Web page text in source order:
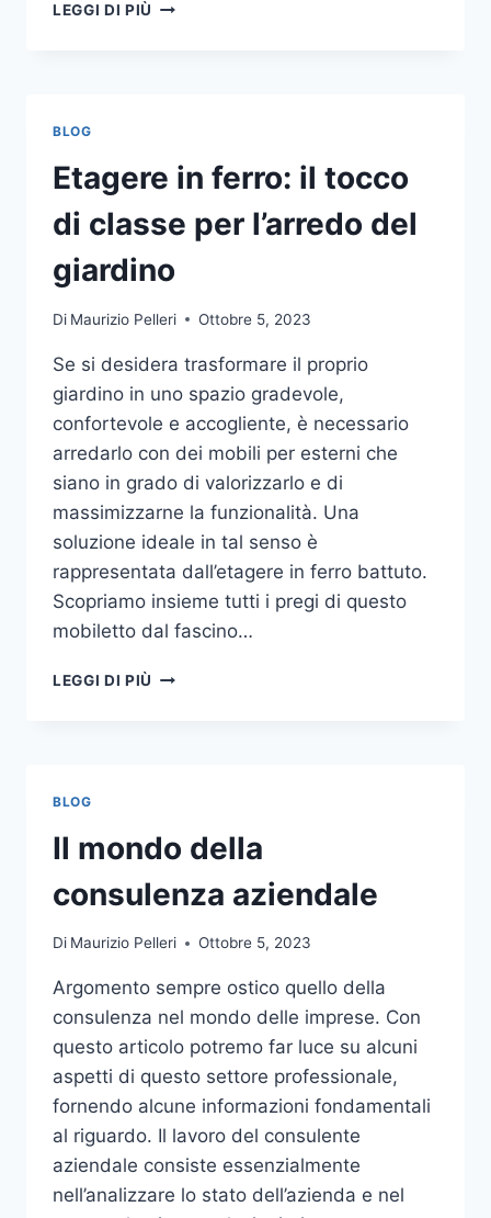
LEGGI DI PIÙ
BLOG
Etagere in ferro: il tocco
di classe per l’arredo del
giardino
Di Maurizio Pelleri Ottobre 5, 2023
Se si desidera trasformare il proprio
giardino in uno spazio gradevole,
confortevole e accogliente, è necessario
arredarlo con dei mobili per esterni che
siano in grado di valorizzarlo e di
massimizzarne la funzionalità. Una
soluzione ideale in tal senso è
rappresentata dall’etagere in ferro battuto.
Scopriamo insieme tutti i pregi di questo
mobiletto dal fascino…
LEGGI DI PIÙ ETAGERE
PER
L’ARREDO
GIARDINO
BLOG
Il mondo della
consulenza aziendale
Di Maurizio Pelleri Ottobre 5, 2023
Argomento sempre ostico quello della
consulenza nel mondo delle imprese. Con
questo articolo potremo far luce su alcuni
aspetti di questo settore professionale,
fornendo alcune informazioni fondamentali
al riguardo. Il lavoro del consulente
aziendale consiste essenzialmente
nell’analizzare lo stato dell’azienda e nel